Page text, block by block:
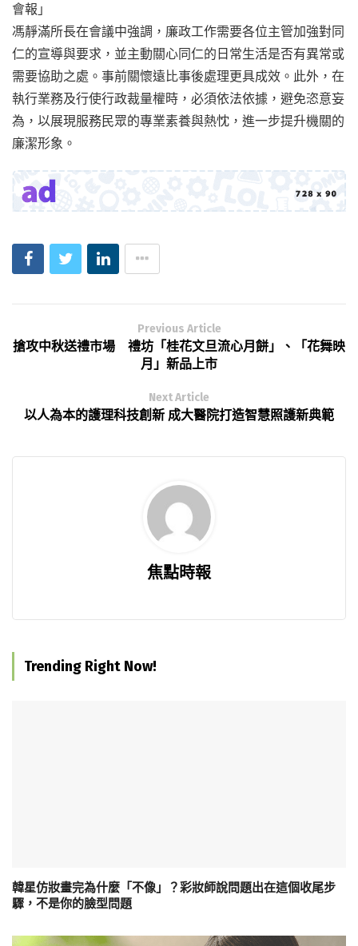
會報」
馮靜滿所長在會議中強調，廉政工作需要各位主管加強對同
仁的宣導與要求，並主動關心同仁的日常生活是否有異常或
需要協助之處。事前關懷遠比事後處理更具成效。此外，在
執行業務及行使行政裁量權時，必須依法依據，避免恣意妄
為，以展現服務民眾的專業素養與熱忱，進一步提升機關的
廉潔形象。
Previous Article
搶攻中秋送禮市場 禮坊「桂花文旦流心月餅」、「花舞映
月」新品上市
Next Article
以人為本的護理科技創新 成大醫院打造智慧照護新典範
焦點時報
Trending Right Now!
韓星仿妝畫完為什麼「不像」？彩妝師說問題出在這個收尾步
驟，不是你的臉型問題